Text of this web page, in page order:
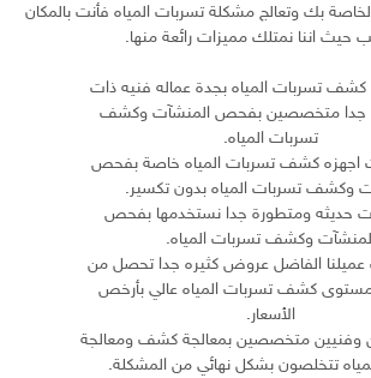
بك وتعالج مشكلة تسربات المياه فأنت بالمكان
حيث اننا نمتلك مميزات رائعة منها.
تسربات المياه بجدة عماله فنيه ذات
جدا متخصصين بفحص المنشآت وكشف
تسربات المياه.
اجهزه كشف تسربات المياه خاصة بفحص
وكشف تسربات المياه بدون تكسير.
حديثه ومتطورة جدا نستخدمها بفحص
وكشف تسربات المياه.
عميلنا الفاضل عروض كثيره جدا تحصل من
مستوى كشف تسربات المياه عالي بأرخص
الأسعار.
وفنيين متخصصين بمعالجة كشف ومعالجة
تتخلصون بشكل نهائي من المشكلة.